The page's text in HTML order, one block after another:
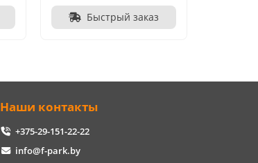
Быстрый заказ
Наши контакты
+375-29-151-22-22
info@f-park.by